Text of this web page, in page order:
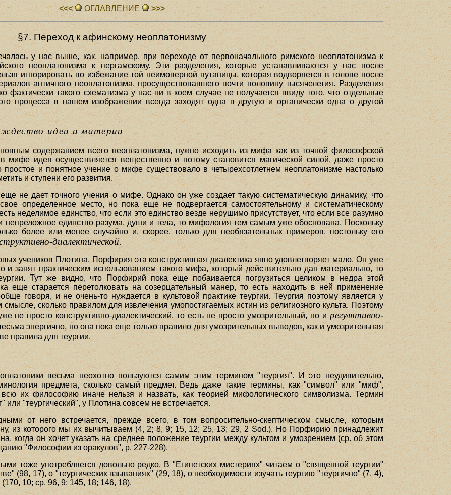
<<< ОГЛАВЛЕHИЕ >>>
§7. Переход к афинскому неоплатонизму
у нас выше, как, например, при переходе от первоначального римского неоплатонизма к
неоплатонизма к пергамскому. Эти разделения, которые устанавливаются у нас после
игнорировать во избежание той неимоверной путаницы, которая водворяется в голове после
античного неоплатонизма, просуществовавшего почти половину тысячелетия. Разделения
фактически такого схематизма у нас ни в коем случае не получается ввиду того, что отдельные
процесса в нашем изображении всегда заходят одна в другую и органически одна о другой
идеи и материи
содержанием всего неоплатонизма, нужно исходить из мифа как из точной философской
в мифе идея осуществляется вещественно и потому становится магической силой, даже просто
и понятное учение о мифе существовало в четырехсотлетнем неоплатонизме настолько
и ступени его развития.
не дает точного учения о мифе. Однако он уже создает такую систематическую динамику, что
определенное место, но пока еще не подвергается самостоятельному и систематическому
неделимое единство, что если это единство везде нерушимо присутствует, что если все разумно
единство разума, души и тела, то мифология тем самым уже обоснована. Поскольку
более или менее случайно и, скорее, только для необязательных примеров, постольку его
диалектической.
учеников Плотина. Порфирия эта конструктивная диалектика явно удовлетворяет мало. Он уже
и занят практическим использованием такого мифа, который действительно дан материально, то
Тут же видно, что Порфирий пока еще побаивается погрузиться целиком в недра этой
еще старается перетолковать на созерцательный манер, то есть находить в ней применение
говоря, и не очень-то нуждается в культовой практике теургии. Теургия поэтому является у
сколько правилом для извлечения умопостигаемых истин из религиозного культа. Поэтому
не просто конструктивно-диалектический, то есть не просто умозрительный, но ирегулятивно-
энергично, но она пока еще только правило для умозрительных выводов, как и умозрительная
правила для теургии.
весьма неохотно пользуются самим этим термином "теургия". И это неудивительно,
предмета, сколько самый предмет. Ведь даже такие термины, как "символ" или "миф",
их философию иначе нельзя и назвать, как теорией мифологического символизма. Термин
или "теургический", у Плотина совсем не встречается.
от него встречается, прежде всего, в том вопросительно-скептическом смысле, которым
из которого мы их вычитываем (4, 2; 8, 9; 15, 12; 25, 13; 29, 2 Sod.). Но Порфирию принадлежит
когда он хочет указать на среднее положение теургии между культом и умозрением (ср. об этом
"Философии из оракулов", р. 227-228).
тоже употребляется довольно редко. В "Египетских мистериях" читаем о "священной теургии"
(98, 17), о "теургических взываниях" (29, 18), о необходимости изучать теургию "теургично" (7, 4),
10; ср. 96, 9; 145, 18; 146, 18).